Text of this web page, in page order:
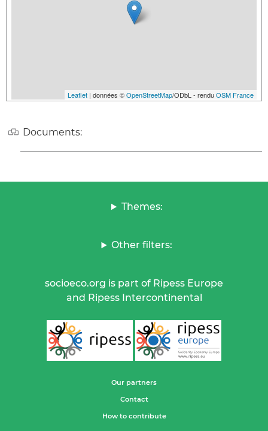
Leaflet | données ©OpenStreetMap/ODbL - renduOSM France
Documents:
Themes:
Other filters:
socioeco.org is part of Ripess Europe
and Ripess Intercontinental
Our partners
Contact
How to contribute